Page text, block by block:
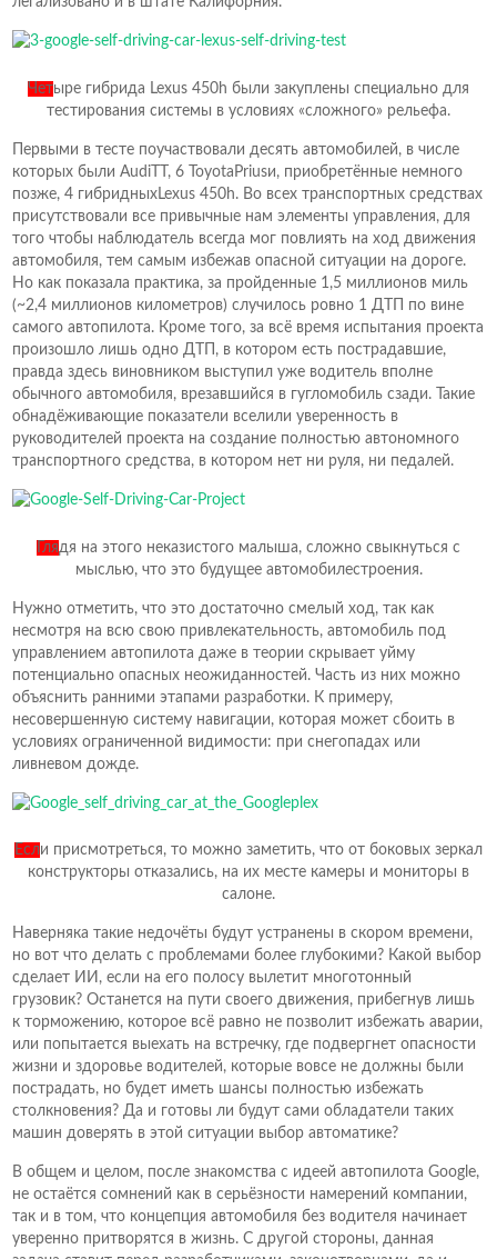
Четыре гибрида Lexus 450h были закуплены специально для
тестирования системы в условиях «сложного» рельефа.
Первыми в тесте поучаствовали десять автомобилей, в числе
которых были AudiTT, 6 ToyotaPriusи, приобретённые немного
позже, 4 гибридныхLexus 450h. Во всех транспортных средствах
присутствовали все привычные нам элементы управления, для
того чтобы наблюдатель всегда мог повлиять на ход движения
автомобиля, тем самым избежав опасной ситуации на дороге.
Но как показала практика, за пройденные 1,5 миллионов миль
(~2,4 миллионов километров) случилось ровно 1 ДТП по вине
самого автопилота. Кроме того, за всё время испытания проекта
произошло лишь одно ДТП, в котором есть пострадавшие,
правда здесь виновником выступил уже водитель вполне
обычного автомобиля, врезавшийся в гугломобиль сзади. Такие
обнадёживающие показатели вселили уверенность в
руководителей проекта на создание полностью автономного
транспортного средства, в котором нет ни руля, ни педалей.
Глядя на этого неказистого малыша, сложно свыкнуться с
мыслью, что это будущее автомобилестроения.
Нужно отметить, что это достаточно смелый ход, так как
несмотря на всю свою привлекательность, автомобиль под
управлением автопилота даже в теории скрывает уйму
потенциально опасных неожиданностей. Часть из них можно
объяснить ранними этапами разработки. К примеру,
несовершенную систему навигации, которая может сбоить в
условиях ограниченной видимости: при снегопадах или
ливневом дожде.
Если присмотреться, то можно заметить, что от боковых зеркал
конструкторы отказались, на их месте камеры и мониторы в
салоне.
Наверняка такие недочёты будут устранены в скором времени,
но вот что делать с проблемами более глубокими? Какой выбор
сделает ИИ, если на его полосу вылетит многотонный
грузовик? Останется на пути своего движения, прибегнув лишь
к торможению, которое всё равно не позволит избежать аварии,
или попытается выехать на встречку, где подвергнет опасности
жизни и здоровье водителей, которые вовсе не должны были
пострадать, но будет иметь шансы полностью избежать
столкновения? Да и готовы ли будут сами обладатели таких
машин доверять в этой ситуации выбор автоматике?
В общем и целом, после знакомства с идеей автопилота Google,
не остаётся сомнений как в серьёзности намерений компании,
так и в том, что концепция автомобиля без водителя начинает
уверенно притворятся в жизнь. С другой стороны, данная